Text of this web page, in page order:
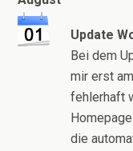
Update
Bei dem
mir erst
fehlerhaft
die